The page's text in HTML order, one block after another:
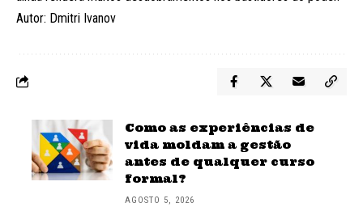
Autor: Dmitri Ivanov
Como as experiências de
vida moldam a gestão
antes de qualquer curso
formal?
AGOSTO 5, 2026